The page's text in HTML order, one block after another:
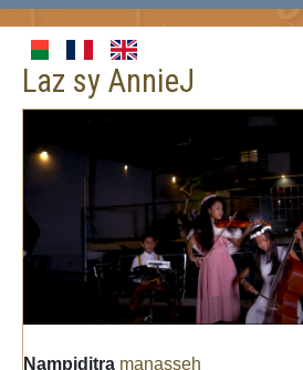
Laz sy AnnieJ
Nampiditra manasseh